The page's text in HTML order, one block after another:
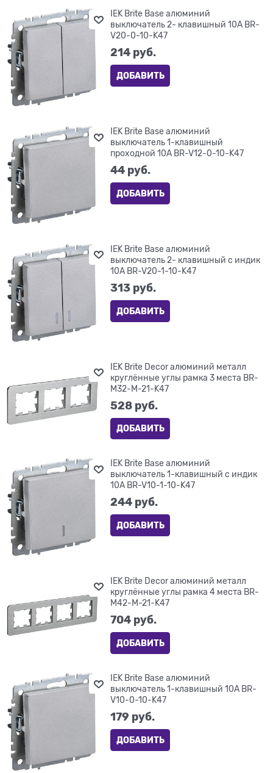
IEK Brite Base алюминий
выключатель 2- клавишный 10А BR-
V20-0-10-K47
214 руб.
ДОБАВИТЬ
IEK Brite Base алюминий
выключатель 1-клавишный
проходной 10А BR-V12-0-10-K47
44 руб.
ДОБАВИТЬ
IEK Brite Base алюминий
выключатель 2- клавишный с индик
10А BR-V20-1-10-K47
313 руб.
ДОБАВИТЬ
IEK Brite Decor алюминий металл
круглённые углы рамка 3 места BR-
M32-M-21-K47
528 руб.
ДОБАВИТЬ
IEK Brite Base алюминий
выключатель 1-клавишный с индик
10А BR-V10-1-10-K47
244 руб.
ДОБАВИТЬ
IEK Brite Decor алюминий металл
круглённые углы рамка 4 места BR-
M42-M-21-K47
704 руб.
ДОБАВИТЬ
IEK Brite Base алюминий
выключатель 1-клавишный 10А BR-
V10-0-10-K47
179 руб.
ДОБАВИТЬ